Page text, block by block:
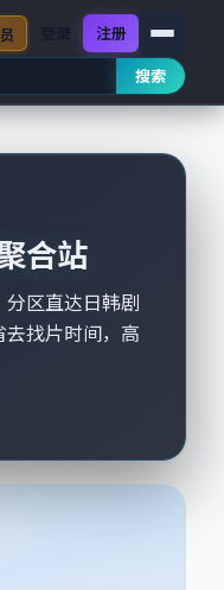
搜索
注册
合站
区直达日韩剧
找片时间，高